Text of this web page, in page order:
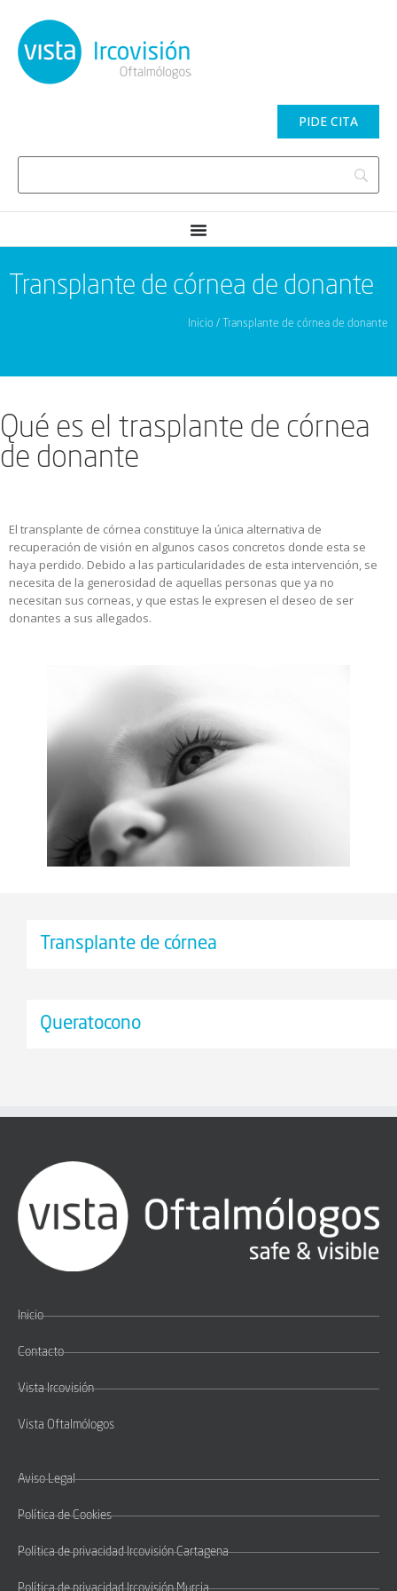
PIDE CITA
Transplante de córnea de donante
Inicio / Transplante de córnea de donante
Qué es el trasplante de córnea
de donante
El transplante de córnea constituye la única alternativa de
recuperación de visión en algunos casos concretos donde esta se
haya perdido. Debido a las particularidades de esta intervención, se
necesita de la generosidad de aquellas personas que ya no
necesitan sus corneas, y que estas le expresen el deseo de ser
donantes a sus allegados.
Transplante de córnea
Queratocono
Inicio
Contacto
Vista Ircovisión
Vista Oftalmólogos
Aviso Legal
Política de Cookies
Política de privacidad Ircovisión Cartagena
Política de privacidad Ircovisión Murcia